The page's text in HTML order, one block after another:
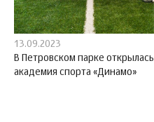
13.09.2023
В Петровском парке открылась
академия спорта «Динамо»